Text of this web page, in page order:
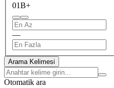
01B+
—
Arama Kelimesi
Otomatik ara